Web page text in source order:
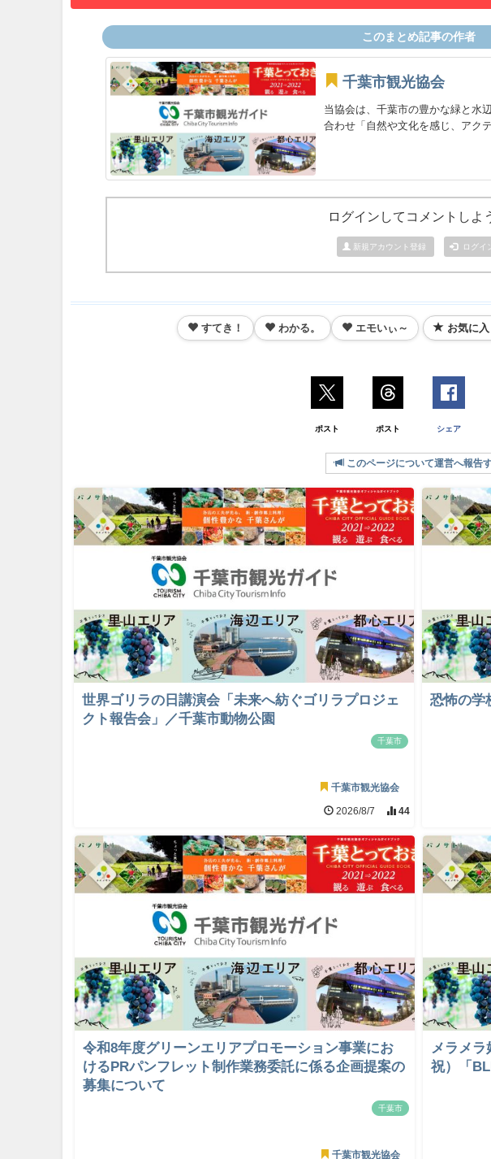
このまとめ記事の作者
千葉市観光協会
当協会は、千葉市の豊かな緑と水
合わせ「自然や文化を感じ、アク
ログインしてコメントしよ
新規アカウント登録 ログイ
すてき！ わかる。 エモいぃ～ お気に
ポスト ポスト シェア
このページについて運営へ報告
世界ゴリラの日講演会「未来へ紡ぐゴリラプロジェ
クト報告会」／千葉市動物公園
千葉市
千葉市観光協会
2026/8/7 44
恐怖の学
令和8年度グリーンエリアプロモーション事業にお
けるPRパンフレット制作業務委託に係る企画提案の
募集について
千葉市
千葉市観光協会
メラメラ
祝）「